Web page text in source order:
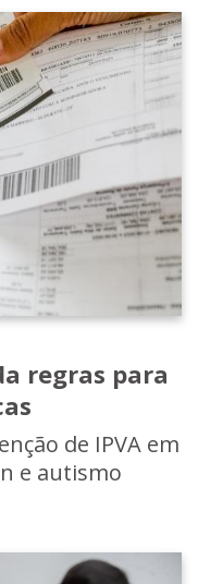
regras para
de IPVA em
e autismo